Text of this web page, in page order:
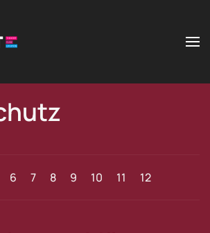
springen
6 7 8 9 10 11 12